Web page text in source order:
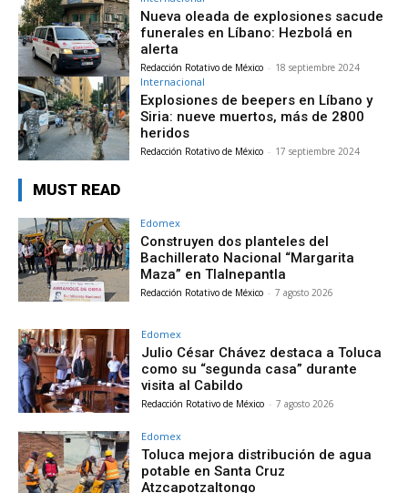
Nueva oleada de explosiones sacude
funerales en Líbano: Hezbolá en
alerta
Redacción Rotativo de México - 18 septiembre 2024
Internacional
Explosiones de beepers en Líbano y
Siria: nueve muertos, más de 2800
heridos
Redacción Rotativo de México - 17 septiembre 2024
MUST READ
Edomex
Construyen dos planteles del
Bachillerato Nacional “Margarita
Maza” en Tlalnepantla
Redacción Rotativo de México - 7 agosto 2026
Edomex
Julio César Chávez destaca a Toluca
como su “segunda casa” durante
visita al Cabildo
Redacción Rotativo de México - 7 agosto 2026
Edomex
Toluca mejora distribución de agua
potable en Santa Cruz
Atzcapotzaltongo